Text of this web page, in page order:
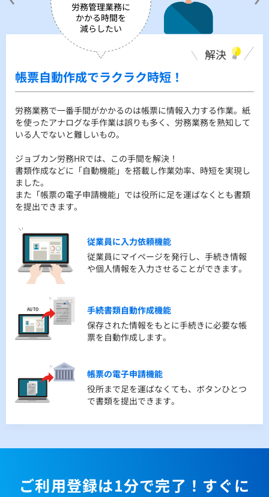
労務管理業務に
かかる時間を
減らしたい
解決
帳票自動作成でラクラク時短！
労務業務で一番手間がかかるのは帳票に情報入力する作業。紙
を使ったアナログな手作業は誤りも多く、労務業務を熟知して
いる人でないと難しいもの。
ジョブカン労務HRでは、この手間を解決！
書類作成などに「自動機能」を搭載し作業効率、時短を実現し
ました。
また「帳票の電子申請機能」では役所に足を運ばなくとも書類
を提出できます。
従業員に入力依頼機能
従業員にマイページを発行し、手続き情報
や個人情報を入力させることができます。
手続書類自動作成機能
保存された情報をもとに手続きに必要な帳
票を自動作成します。
帳票の電子申請機能
役所まで足を運ばなくても、ボタンひとつ
で書類を提出できます。
解決
情報一元管理で欲しい情報がすぐ見つか
る！
Excelや紙管理で情報が散らばっていて、最新情報を確認する手
間がかかる、すぐに見つからない…マイナンバーや個人情報の
セキュリティは大丈夫？...
そんなお悩みを解決します！
従業員情報の管理をスムーズにするために情報一元管理をする
ことで最新状態で保管！いつでも欲しい情報が簡単に見つかり
ます。
人事情報の一元管理
クラウドサーバーに全ての情報を常に最新
人事情報の履歴管理
人事異動履歴、在留資格履歴、手続き情報
セキュリティ対策
SSL、DB暗号化、IP制限、操作履歴等多様
な機能で大切な情報をお守りします。
解決
書類の進捗管理、提出手続きご案内しま
す！
労務経験が足りなくていつどこに何の書類を出したらいいかわ
からない…
各手続きの進捗が把握できない…専門家に相談したい…
ジョブカン労務HRで全部解決します！
ToDoリスト機能でいつ、どこに、何の書類を提出したら良いか
をご案内します。
さらに各手続きの進捗状況が一目で把握できる機能に、安心サ
だけます。
ToDoリスト機能
ToDoリスト化されることで次の作業を滞り
なく進めることができます。
なってしまった手続きも、同時に複数の手
続きを進めていても、進捗状況をすぐに確
認できます。
離れていてもインターネットさえあれば同
ご利用登録は1分で完了！すぐに